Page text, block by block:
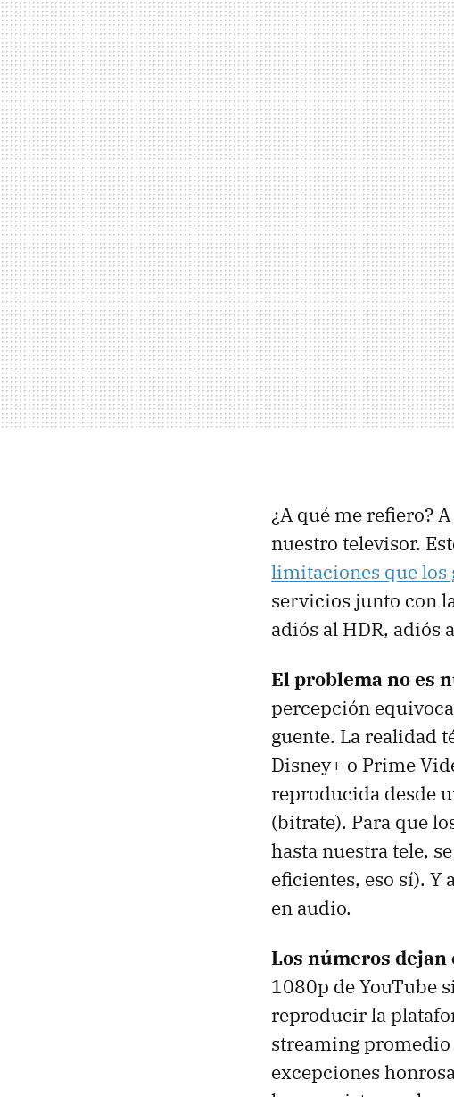
¿A qué me refiero?
nuestro televisor.
limitaciones que los
servicios junto con
adiós al HDR, adiós
El problema no es
percepción
guente. La realidad
Disney+ o Prime
reproducida desde
(bitrate). Para que
hasta nuestra tele,
eficientes, eso sí). Y
en audio.
Los números
1080p de YouTube
reproducir la
streaming promedio
excepciones